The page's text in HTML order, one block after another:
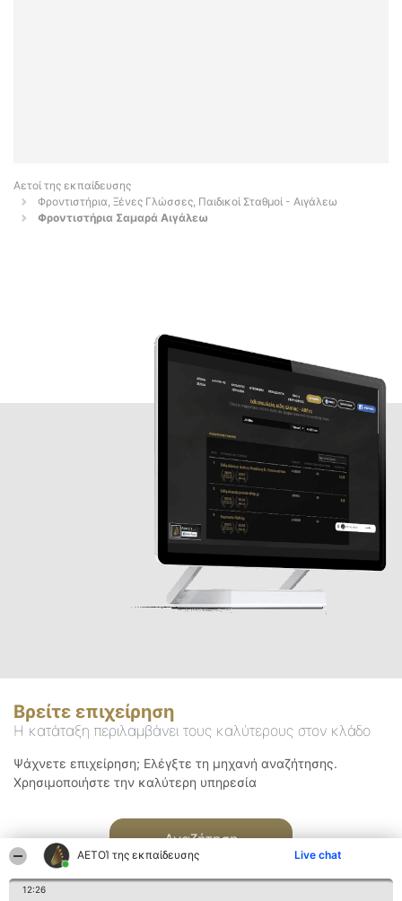
ΑΕΤΟΊ της εκπαίδευσης Live chat
12:26
Αετοί της εκπαίδευσης
Φροντιστήρια, Ξένες Γλώσσες, Παιδικοί Σταθμοί - Αιγάλεω
Φροντιστήρια Σαμαρά Αιγάλεω
Βρείτε επιχείρηση
Η κατάταξη περιλαμβάνει τους καλύτερους στον κλάδο
Ψάχνετε επιχείρηση; Ελέγξτε τη μηχανή αναζήτησης.
Χρησιμοποιήστε την καλύτερη υπηρεσία
Αναζήτηση